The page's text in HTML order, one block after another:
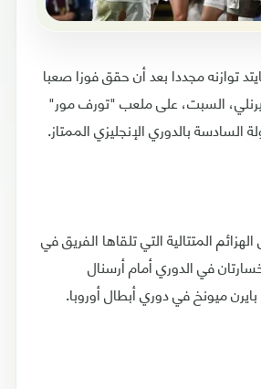
توازنه مجددا بعد أن حقق فوزا صعبا
السبت، على ملعب "تورف مور"
بالدوري الإنجليزي الممتاز.
المتتالية التي تلقاها الفريق في
خسارتان في الدوري أمام أرسنال
بايرن ميونخ في دوري أبطال أوروبا.